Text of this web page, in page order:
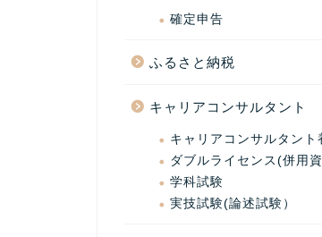
確定申告
ふるさと納税
キャリアコンサルタント
キャリアコンサルタント
ダブルライセンス(併用
学科試験
実技試験(論述試験）